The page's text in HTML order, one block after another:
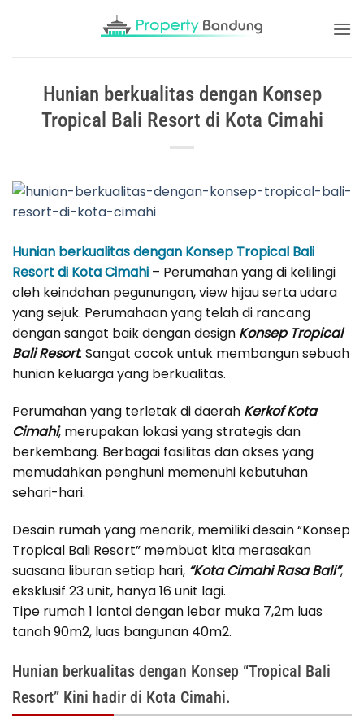
Hunian berkualitas dengan Konsep
Tropical Bali Resort di Kota Cimahi
Hunian berkualitas dengan Konsep Tropical Bali
Resort di Kota Cimahi – Perumahan yang di kelilingi
oleh keindahan pegunungan, view hijau serta udara
yang sejuk. Perumahaan yang telah di rancang
dengan sangat baik dengan design Konsep Tropical
Bali Resort. Sangat cocok untuk membangun sebuah
hunian keluarga yang berkualitas.
Perumahan yang terletak di daerah Kerkof Kota
Cimahi, merupakan lokasi yang strategis dan
berkembang. Berbagai fasilitas dan akses yang
memudahkan penghuni memenuhi kebutuhan
sehari-hari.
Desain rumah yang menarik, memiliki desain “Konsep
Tropical Bali Resort” membuat kita merasakan
suasana liburan setiap hari, “Kota Cimahi Rasa Bali”,
eksklusif 23 unit, hanya 16 unit lagi.
Tipe rumah 1 lantai dengan lebar muka 7,2m luas
tanah 90m2, luas bangunan 40m2.
Hunian berkualitas dengan Konsep “Tropical Bali
Resort” Kini hadir di Kota Cimahi.